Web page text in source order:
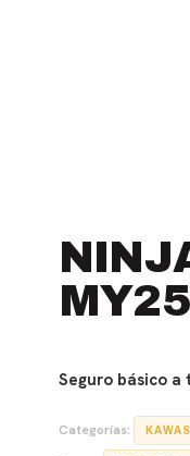
MY25
Seguro básico a
Categorías: